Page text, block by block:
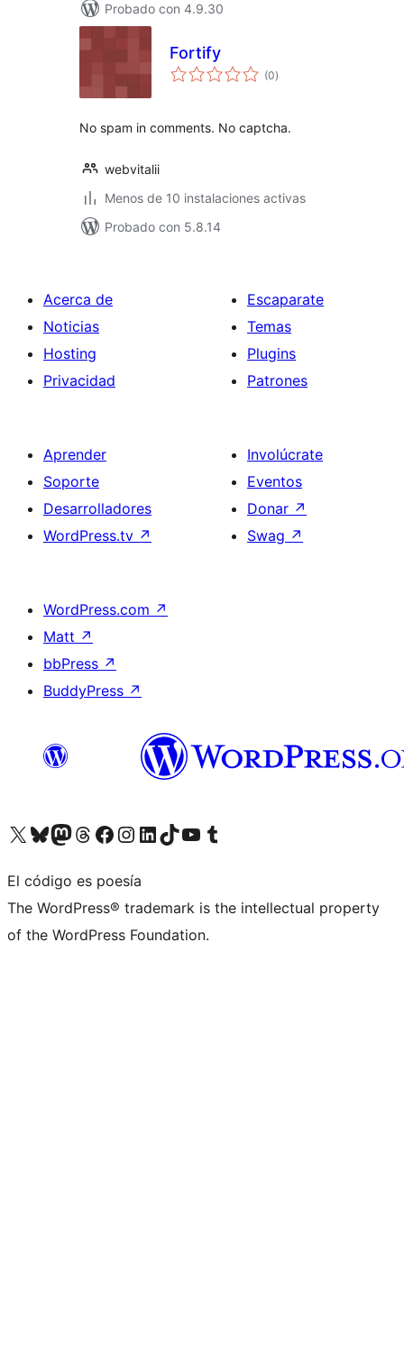
Probado con 4.9.30
Fortify
(0total
de
)
No spam in comments. No captcha.
webvitalii
Menos de 10 instalaciones activas
Probado con 5.8.14
Acerca de
Noticias
Hosting
Privacidad
Escaparate
Temas
Plugins
Patrones
Aprender
Soporte
Desarrolladores
WordPress.tv ↗
Involúcrate
Eventos
Donar ↗
Swag ↗
WordPress.com ↗
Matt ↗
bbPress ↗
BuddyPress ↗
Visita nuestra cuenta de X (anteriormente Twitter)
Visita nuestra cuenta de Bluesky
Visita nuestra cuenta de Mastodon
Visita nuestra cuenta de Threads
Visita nuestra página de Facebook
Visita nuestra cuenta de Instagram
Visita nuestra cuenta de LinkedIn
Visita nuestra cuenta de TikTok
Visita nuestro canal de YouTube
Visita nuestra cuenta de Tumblr
El código es poesía
The WordPress® trademark is the intellectual property
of the WordPress Foundation.